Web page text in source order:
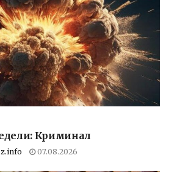
Криминал
07.08.2026